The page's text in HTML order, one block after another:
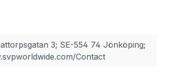
3; SE-554 74 Jönköping;
Contact